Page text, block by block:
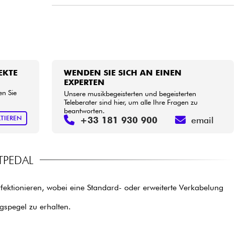
Sie
WENDEN SIE SICH AN EINEN
EXPERTEN
Unsere musikbegeisterten und begeisterten
Teleberater sind hier, um alle Ihre Fragen zu
beantworten.
+33 181 930 900 email
wobei eine Standard- oder erweiterte Verkabelung
zu erhalten.